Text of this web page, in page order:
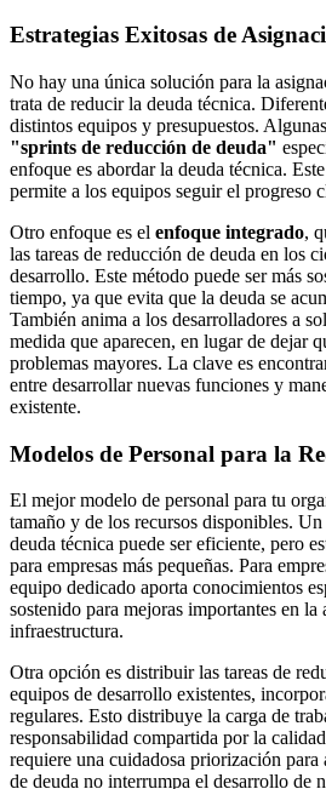
Estrategias Exitosas de
No hay una única solución para la
trata de reducir la deuda técnica.
distintos equipos y presupuestos.
"sprints de reducción de deuda"
enfoque es abordar la deuda técnica.
permite a los equipos seguir el progreso
Otro enfoque es el enfoque integrado,
las tareas de reducción de deuda en los
desarrollo. Este método puede ser más
tiempo, ya que evita que la deuda se
También anima a los desarrolladores a
medida que aparecen, en lugar de dejar
problemas mayores. La clave es
entre desarrollar nuevas funciones y
existente.
Modelos de Personal para la
El mejor modelo de personal para tu
tamaño y de los recursos disponibles.
deuda técnica puede ser eficiente, pero
para empresas más pequeñas. Para
equipo dedicado aporta conocimientos
sostenido para mejoras importantes en la
infraestructura.
Otra opción es distribuir las tareas de
equipos de desarrollo existentes,
regulares. Esto distribuye la carga de
responsabilidad compartida por la
requiere una cuidadosa priorización para
de deuda no interrumpa el desarrollo de